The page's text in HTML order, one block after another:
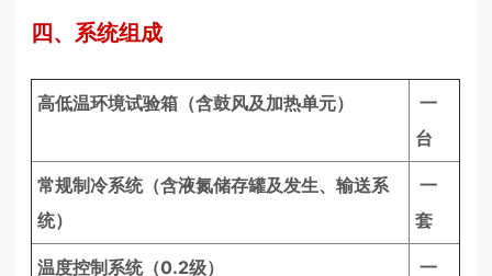
四、系统组成
高低温环境试验箱（含鼓风及加热单元）
一
台
常规制冷系统（含液氮储存罐及发生、输送系
统）
一
套
温度控制系统（0.2级）
一